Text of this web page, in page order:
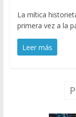
La mítica
primera vez a la
Leer más